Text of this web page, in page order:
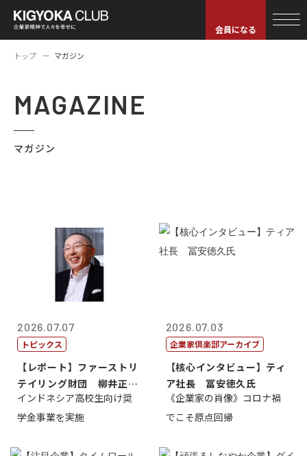
会員になる
トップ マガジン
MAGAZINE
マガジン
2026.07.07
トピックス
【レポート】ファーストリ
テイリング財団 柳井正
理事長
インドネシア高校生向け奨
学金事業を実施
2026.07.03
企業家倶楽部アーカイブ
【核心インタビュー】ティ
ア社長 冨安徳久氏
《企業家の肖像》コロナ禍
でこそ原点回帰